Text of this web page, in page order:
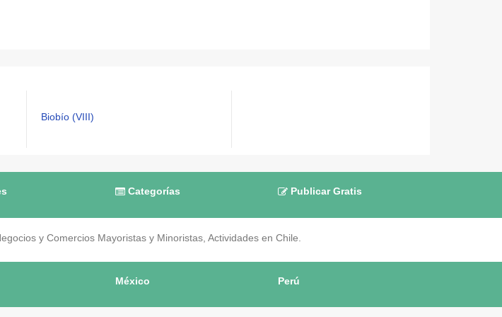
Biobío (VIII)
Categorías Publicar Gratis
y Comercios Mayoristas y Minoristas, Actividades en Chile.
México Perú